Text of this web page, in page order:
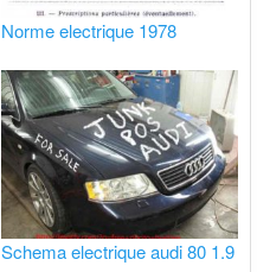
Norme electrique 1978
Schema electrique audi 80 1.9